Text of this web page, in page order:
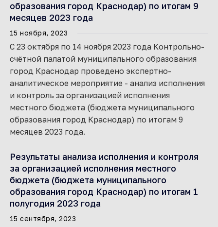
образования город Краснодар) по итогам 9
месяцев 2023 года
15 ноября, 2023
С 23 октября по 14 ноября 2023 года Контрольно-
счётной палатой муниципального образования
город Краснодар проведено экспертно-
аналитическое мероприятие - анализ исполнения
и контроль за организацией исполнения
местного бюджета (бюджета муниципального
образования город Краснодар) по итогам 9
месяцев 2023 года.
Результаты анализа исполнения и контроля
за организацией исполнения местного
бюджета (бюджета муниципального
образования город Краснодар) по итогам 1
полугодия 2023 года
15 сентября, 2023